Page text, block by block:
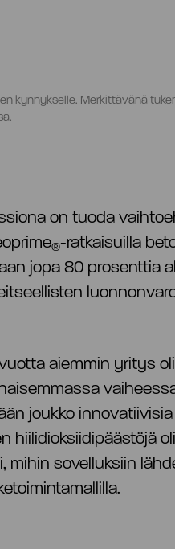
kynnykselle. Merkittävänä
on tuoda
®-ratkaisuilla
jopa 80 prosenttia
aiemmin yritys
joukko
hiilidioksiidipäästöjä
mihin sovelluksiin